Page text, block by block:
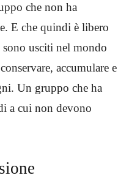
che non ha
E che quindi è libero
sono usciti nel mondo
accumulare e
Un gruppo che ha
a cui non devono